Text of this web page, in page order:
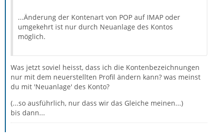
...Änderung der Kontenart von POP auf IMAP oder
umgekehrt ist nur durch Neuanlage des Kontos
möglich.
Was jetzt soviel heisst, dass ich die Kontenbezeichnungen
nur mit dem neuerstellten Profil ändern kann? was meinst
du mit 'Neuanlage' des Konto?
(...so ausführlich, nur dass wir das Gleiche meinen...)
bis dann...